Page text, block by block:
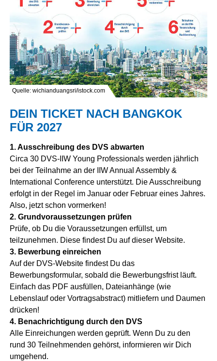
Quelle: wichianduangsri/istock.com
DEIN TICKET NACH BANGKOK
FÜR 2027
1. Ausschreibung des DVS abwarten
Circa 30 DVS-IIW Young Professionals werden jährlich
bei der Teilnahme an der IIW Annual Assembly &
International Conference unterstützt. Die Ausschreibung
erfolgt in der Regel im Januar oder Februar eines Jahres.
Also, jetzt schon vormerken!
2. Grundvoraussetzungen prüfen
Prüfe, ob Du die Voraussetzungen erfüllst, um
teilzunehmen. Diese findest Du auf dieser Website.
3. Bewerbung einreichen
Auf der DVS-Website findest Du das
Bewerbungsformular, sobald die Bewerbungsfrist läuft.
Einfach das PDF ausfüllen, Dateianhänge (wie
Lebenslauf oder Vortragsabstract) mitliefern und Daumen
drücken!
4. Benachrichtigung durch den DVS
Alle Einreichungen werden geprüft. Wenn Du zu den
rund 30 Teilnehmenden gehörst, informieren wir Dich
umgehend.